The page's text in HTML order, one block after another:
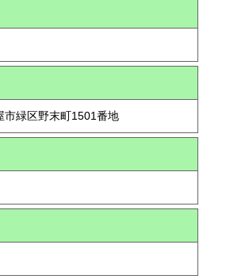
市緑区野末町1501番地